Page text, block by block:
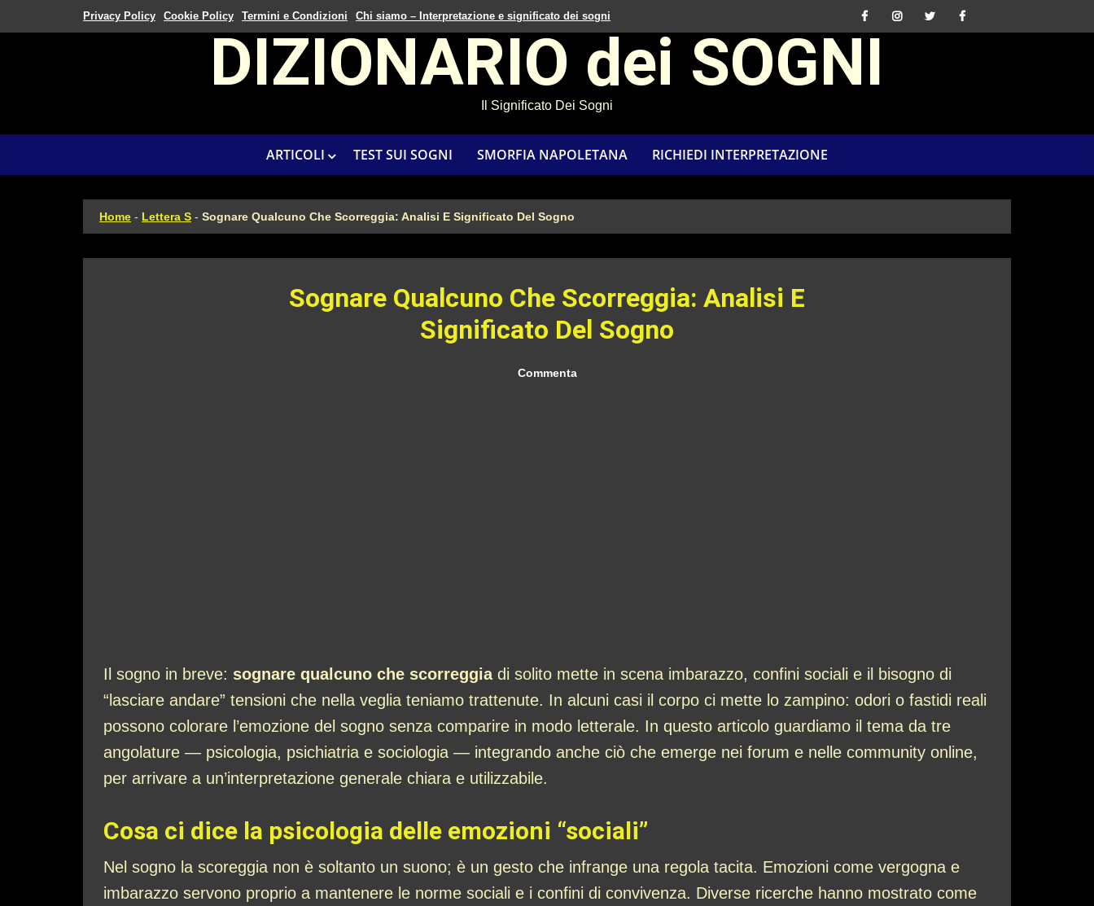
Privacy Policy Cookie Policy Termini e Condizioni Chi siamo – Interpretazione e significato dei sogni
DIZIONARIO dei SOGNI
Il Significato Dei Sogni
ARTICOLI TEST SUI SOGNI SMORFIA NAPOLETANA RICHIEDI INTERPRETAZIONE
Home - Lettera S - Sognare Qualcuno Che Scorreggia: Analisi E Significato Del Sogno
Sognare Qualcuno Che Scorreggia: Analisi E
Significato Del Sogno
Commenta
Il sogno in breve: sognare qualcuno che scorreggiadi solito mette in scena imbarazzo, confini sociali e il bisogno di
“lasciare andare” tensioni che nella veglia teniamo trattenute. In alcuni casi il corpo ci mette lo zampino: odori o fastidi reali
possono colorare l’emozione del sogno senza comparire in modo letterale. In questo articolo guardiamo il tema da tre
angolature — psicologia, psichiatria e sociologia — integrando anche ciò che emerge nei forum e nelle community online,
per arrivare a un’interpretazione generale chiara e utilizzabile.
Cosa ci dice la psicologia delle emozioni “sociali”
Nel sogno la scoreggia non è soltanto un suono; è un gesto che infrange una regola tacita. Emozioni come vergogna e
imbarazzo servono proprio a mantenere le norme sociali e i confini di convivenza. Diverse ricerche hanno mostrato come